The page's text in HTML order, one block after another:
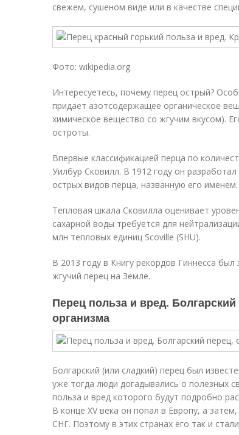
свежем, сушеном виде или в качестве
Фото: wikipedia.org
Интересуетесь, почему перец острый?
придает азотсодержащее органическое
химическое вещество со жгучим вкусом).
остроты.
Впервые классификацией перца по
Уилбур Сковилл. В 1912 году он
острых видов перца, названную его именем.
Тепловая шкала Сковилла оценивает
сахарной воды требуется для
млн тепловых единиц Scoville (SHU).
В 2013 году в Книгу рекордов Гиннесса
жгучий перец на Земле.
Перец польза и вред.
организма
Болгарский (или сладкий) перец был
уже тогда люди догадывались о полезных
польза и вред которого будут подробно
В конце XV века он попал в Европу, а
СНГ. Поэтому в этих странах его так и